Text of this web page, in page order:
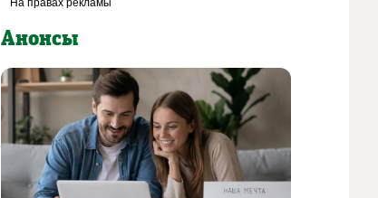
Анонсы